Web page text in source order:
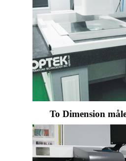
To Dimension